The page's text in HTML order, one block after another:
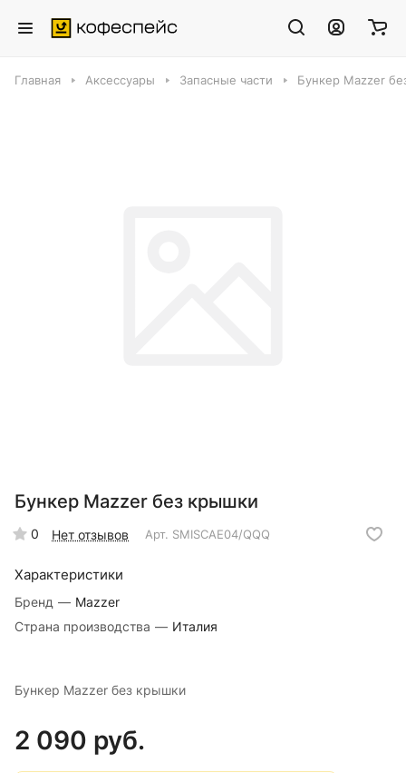
Главная Аксессуары Запасные части Бункер Mazzer
Бункер Mazzer без крышки
0 Нет отзывов Арт. SMISCAE04/QQQ
Характеристики
Бренд — Mazzer
Страна производства — Италия
Бункер Mazzer без крышки
2 090 руб.